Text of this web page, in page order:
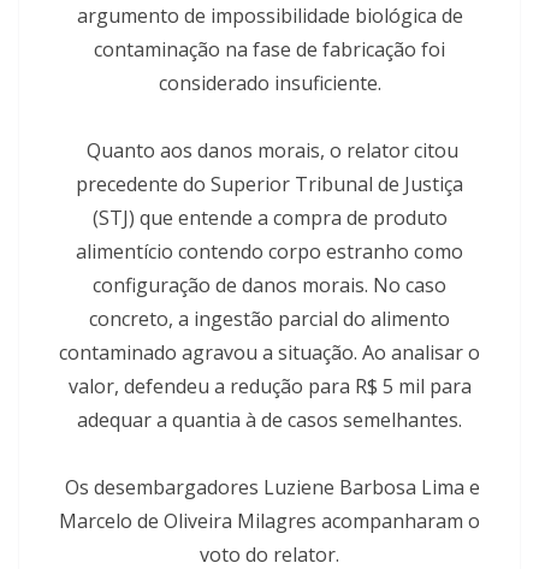
argumento de impossibilidade biológica de
contaminação na fase de fabricação foi
considerado insuficiente.
Quanto aos danos morais, o relator citou
precedente do Superior Tribunal de Justiça
(STJ) que entende a compra de produto
alimentício contendo corpo estranho como
configuração de danos morais. No caso
concreto, a ingestão parcial do alimento
contaminado agravou a situação. Ao analisar o
valor, defendeu a redução para R$ 5 mil para
adequar a quantia à de casos semelhantes.
Os desembargadores Luziene Barbosa Lima e
Marcelo de Oliveira Milagres acompanharam o
voto do relator.